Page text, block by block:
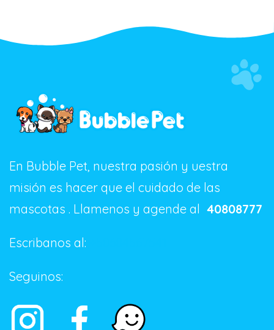
En Bubble Pet, nuestra pasión y uestra
misión es hacer que el cuidado de las
mascotas . Llamenos y agende al 40808777
Escribanos al:
Seguinos: